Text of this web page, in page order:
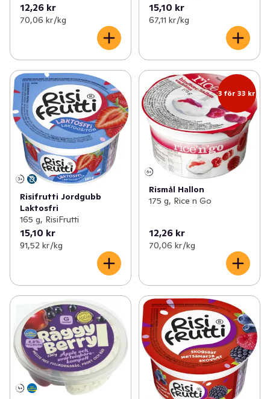
12,26 kr
70,06 kr /kg
15,10 kr
67,11 kr /kg
Risifrutti Jordgubb
Laktosfri
165 g, RisiFrutti
15,10 kr
91,52 kr /kg
3 för 33 kr
Rismål Hallon
175 g, Rice n Go
12,26 kr
70,06 kr /kg